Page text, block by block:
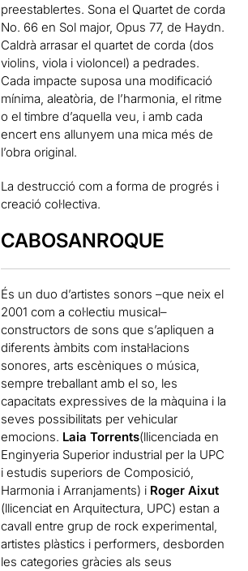
preestablertes. Sona el Quartet de corda
No. 66 en Sol major, Opus 77, de Haydn.
Caldrà arrasar el quartet de corda (dos
violins, viola i violoncel) a pedrades.
Cada impacte suposa una modificació
mínima, aleatòria, de l’harmonia, el ritme
o el timbre d’aquella veu, i amb cada
encert ens allunyem una mica més de
l’obra original.
La destrucció com a forma de progrés i
creació col·lectiva.
CABOSANROQUE
És un duo d’artistes sonors –que neix el
2001 com a col·lectiu musical–
constructors de sons que s’apliquen a
diferents àmbits com instal·lacions
sonores, arts escèniques o música,
sempre treballant amb el so, les
capacitats expressives de la màquina i la
seves possibilitats per vehicular
emocions. Laia Torrents(llicenciada en
Enginyeria Superior industrial per la UPC
i estudis superiors de Composició,
Harmonia i Arranjaments) i Roger Aixut
(llicenciat en Arquitectura, UPC) estan a
cavall entre grup de rock experimental,
artistes plàstics i performers, desborden
les categories gràcies als seus